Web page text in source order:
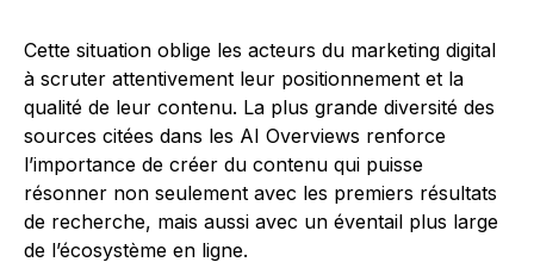
Cette situation oblige les acteurs du marketing digital
à scruter attentivement leur positionnement et la
qualité de leur contenu. La plus grande diversité des
sources citées dans les AI Overviews renforce
l’importance de créer du contenu qui puisse
résonner non seulement avec les premiers résultats
de recherche, mais aussi avec un éventail plus large
de l’écosystème en ligne.